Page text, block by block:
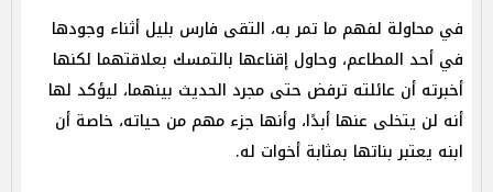
في محاولة لفهم ما تمر به، التقى فارس بليل أثناء وجودها
في أحد المطاعم، وحاول إقناعها بالتمسك بعلاقتهما لكنها
أخبرته أن عائلته ترفض حتى مجرد الحديث بينهما، ليؤكد لها
أنه لن يتخلى عنها أبدًا، وأنها جزء مهم من حياته، خاصة أن
ابنه يعتبر بناتها بمثابة أخوات له.